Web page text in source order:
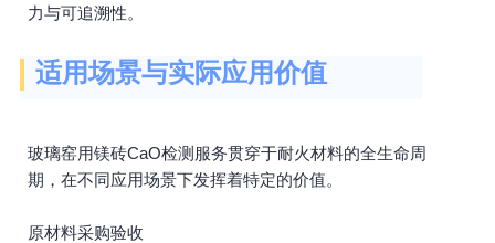
力与可追溯性。
适用场景与实际应用价值
玻璃窑用镁砖CaO检测服务贯穿于耐火材料的全生命周
期，在不同应用场景下发挥着特定的价值。
原材料采购验收